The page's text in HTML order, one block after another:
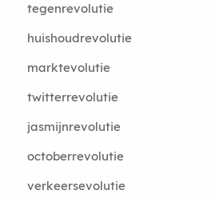
tegenrevolutie
huishoudrevolutie
marktevolutie
twitterrevolutie
jasmijnrevolutie
octoberrevolutie
verkeersevolutie